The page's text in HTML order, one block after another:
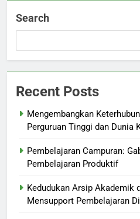
Search
Recent Posts
Mengembangkan
Perguruan Tinggi dan Dunia
Pembelajaran Campuran:
Pembelajaran Produktif
Kedudukan Arsip Akademik
Mensupport Pembelajaran